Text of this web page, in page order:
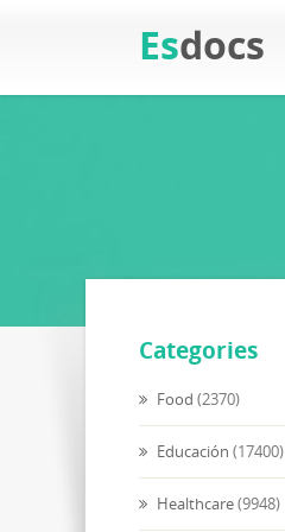
Esdocs
Categories
Food (2370)
Educación (17400)
Healthcare(9948)